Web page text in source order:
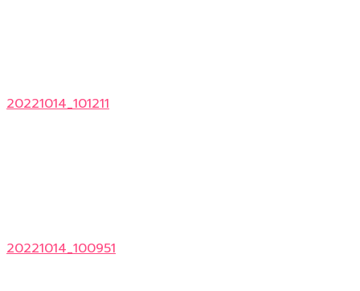
20221014_101211
20221014_100951